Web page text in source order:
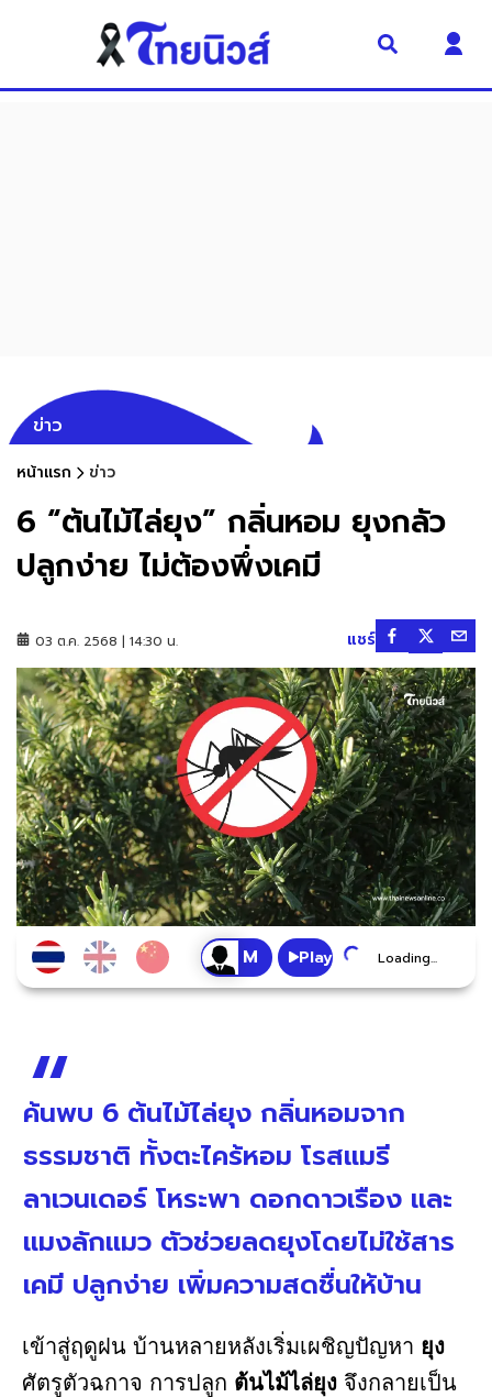
ข่าว
หน้าแรก ข่าว
6 “ต้นไม้ไล่ยุง” กลิ่นหอม ยุงกลัว
ปลูกง่าย ไม่ต้องพึ่งเคมี
03 ต.ค. 2568 | 14:30 น. แชร์
Play Loading...
ค้นพบ 6 ต้นไม้ไล่ยุง กลิ่นหอมจาก
ธรรมชาติ ทั้งตะไคร้หอม โรสแมรี
ลาเวนเดอร์ โหระพา ดอกดาวเรือง และ
แมงลักแมว ตัวช่วยลดยุงโดยไม่ใช้สาร
เคมี ปลูกง่าย เพิ่มความสดชื่นให้บ้าน
เข้าสู่ฤดูฝน บ้านหลายหลังเริ่มเผชิญปัญหา ยุง
ศัตรูตัวฉกาจ การปลูก ต้นไม้ไล่ยุง จึงกลายเป็น